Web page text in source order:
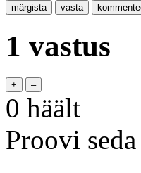
1 vastus
0 häält
Proovi